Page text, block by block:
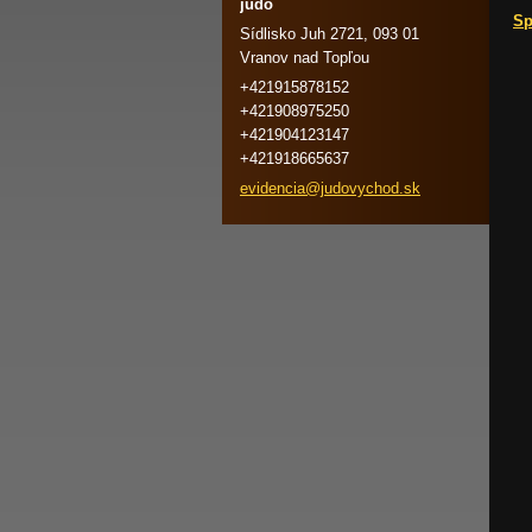
judo
Sídlisko Juh 2721, 093 01
Vranov nad Topľou
+421915878152
+421908975250
+421904123147
+421918665637
evidencia@judovychod.sk